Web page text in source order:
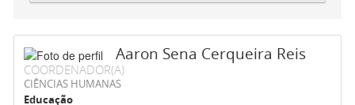
Aaron Sena Cerqueira Reis
COORDENADOR(A)
CIÊNCIAS HUMANAS
Educação